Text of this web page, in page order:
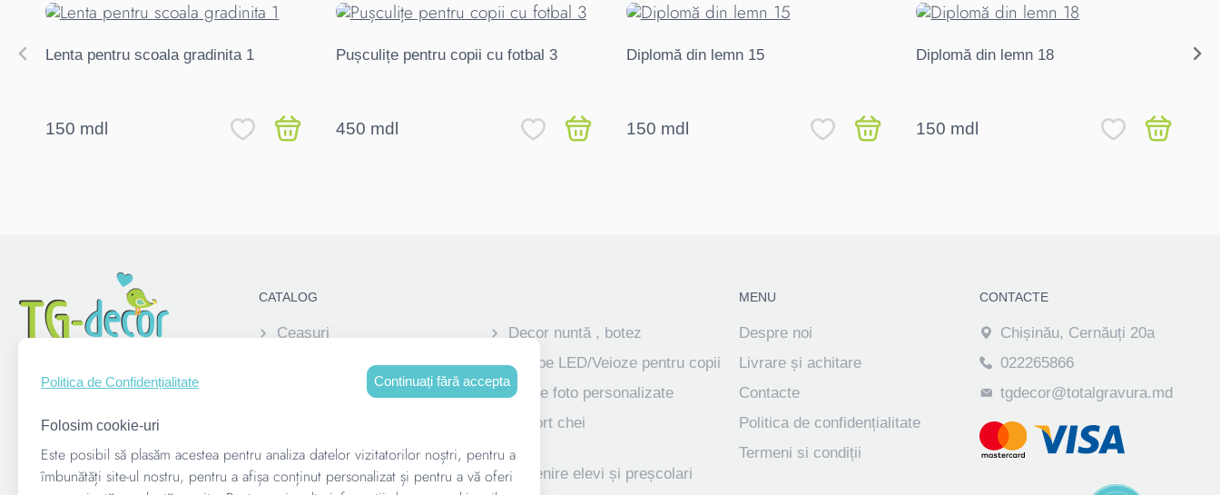
Lenta pentru scoala gradinita 1
150 mdl
Pușculițe pentru copii cu fotbal 3
450 mdl
Diplomă din lemn 15
150 mdl
Diplomă din lemn 18
150 mdl
CATALOG
Ceasuri
Decor nuntă , botez
Elemente decorative
Lampe LED/Veioze pentru copii
Rame foto personalizate
copii
Suport chei
Suvenire corporative Suvenire elevi și preșcolari
MENU
Despre noi
Livrare și achitare
Contacte
Politica de confidențialitate
Termeni si condiții
CONTACTE
Chișinău, Cernăuți 20a
022265866
tgdecor@totalgravura.md
Politica de Confidențialitate Continuați fără accepta
Folosim cookie-uri
Este posibil să plasăm acestea pentru analiza datelor vizitatorilor noștri, pentru a
îmbunătăți site-ul nostru, pentru a afișa conținut personalizat și pentru a vă oferi